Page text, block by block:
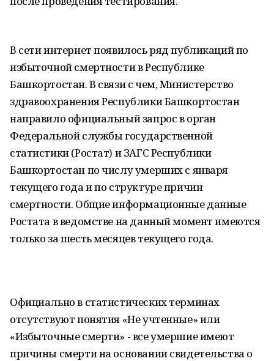
В сети интернет появилось ряд публикаций по
избыточной смертности в Республике
Башкортостан. В связи с чем, Министерство
здравоохранения Республики Башкортостан
направило официальный запрос в орган
Федеральной службы государственной
статистики (Ростат) и ЗАГС Республики
Башкортостан по числу умерших с января
текущего года и по структуре причин
смертности. Общие информационные данные
Ростата в ведомстве на данный момент имеются
только за шесть месяцев текущего года.
Официально в статистических терминах
отсутствуют понятия «Не учтенные» или
«Избыточные смерти» - все умершие имеют
причины смерти на основании свидетельства о